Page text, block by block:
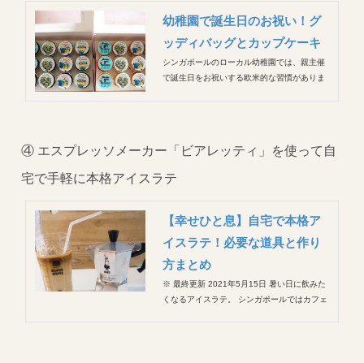
幼稚園で誕生日のお祝い！グ
ッディバッグとカップケーキ
シンガポールのローカル幼稚園では、親主催
で誕生日をお祝いする欧米的な習慣がありま
ばみんな誕生日がいつ...
④ エスプレッソメーカー「ビアレッティ」を使って自
宅で手軽に本格アイスラテ
【幸せひと息】自宅で本格ア
イスラテ！必要な道具と作り
方まとめ
※ 最終更新 2021年5月15日 暑い日に飲みた
くなるアイスラテ。 シンガポールではカフェ